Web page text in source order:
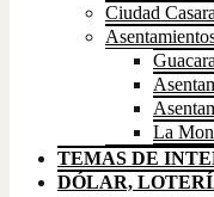
Ciudad
La
TEMAS DE
DÓLAR,